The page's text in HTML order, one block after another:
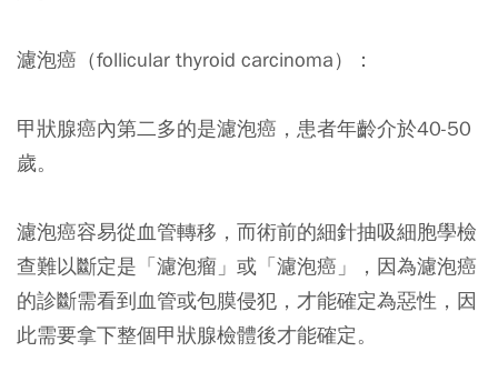
濾泡癌（follicular thyroid carcinoma）：
甲狀腺癌內第二多的是濾泡癌，患者年齡介於40-50
歲。
濾泡癌容易從血管轉移，而術前的細針抽吸細胞學檢
查難以斷定是「濾泡瘤」或「濾泡癌」，因為濾泡癌
的診斷需看到血管或包膜侵犯，才能確定為惡性，因
此需要拿下整個甲狀腺檢體後才能確定。